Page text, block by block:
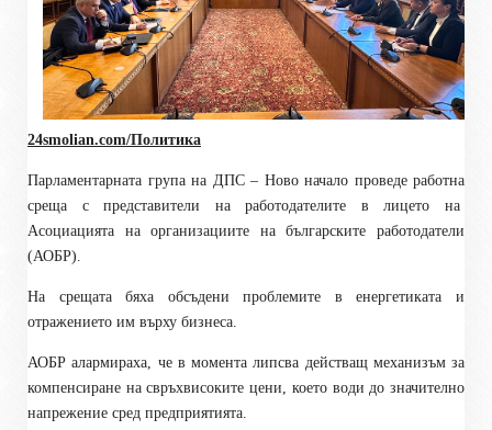
24smolian.com/Политика
Парламентарната група на ДПС – Ново начало проведе работна
среща с представители на работодателите в лицето на
Асоциацията на организациите на българските работодатели
(АОБР).
На срещата бяха обсъдени проблемите в енергетиката и
отражението им върху бизнеса.
АОБР алармираха, че в момента липсва действащ механизъм за
компенсиране на свръхвисоките цени, което води до значително
напрежение сред предприятията.